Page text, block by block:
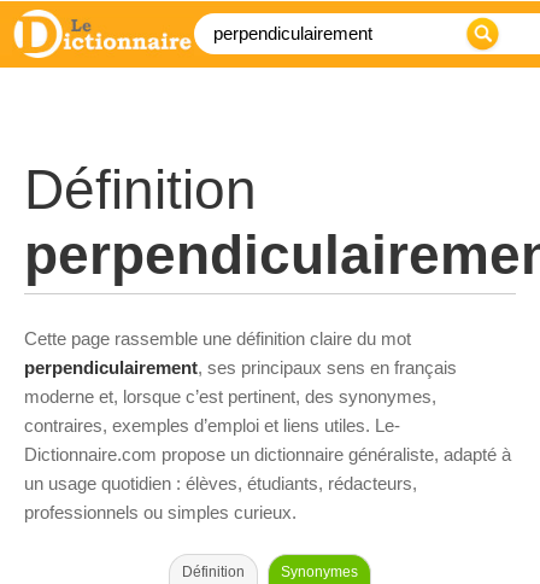
Définition
Cette page rassemble une définition claire du mot
perpendiculairement, ses principaux sens en français
moderne et, lorsque c’est pertinent, des synonymes,
contraires, exemples d’emploi et liens utiles. Le-
Dictionnaire.com propose un dictionnaire généraliste, adapté à
un usage quotidien : élèves, étudiants, rédacteurs,
professionnels ou simples curieux.
Définition Synonymes